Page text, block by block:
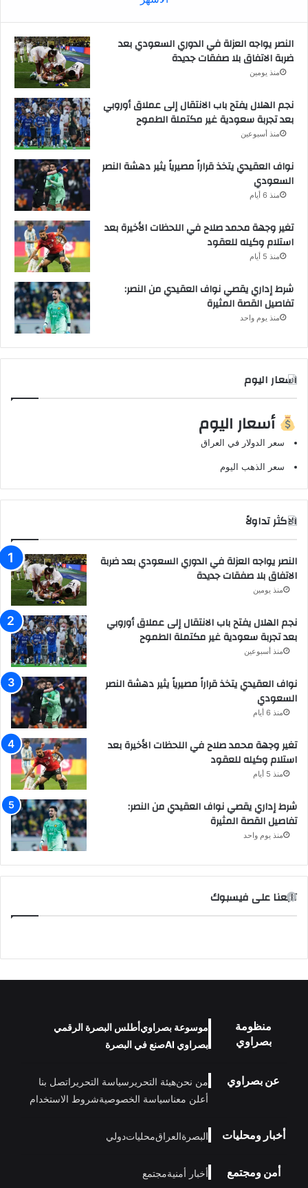
النصر يواجه العزلة في الدوري السعودي بعد
ضربة الاتفاق بلا صفقات جديدة
منذ يومين
نجم الهلال يفتح باب الانتقال إلى عملاق أوروبي
بعد تجربة سعودية غير مكتملة الطموح
منذ أسبوعين
نواف العقيدي يتخذ قراراً مصيرياً يثير دهشة النصر
السعودي
منذ 6 أيام
تغير وجهة محمد صلاح في اللحظات الأخيرة بعد
استلام وكيله للعقود
منذ 5 أيام
شرط إداري يقصي نواف العقيدي من النصر:
تفاصيل القصة المثيرة
منذ يوم واحد
اسعار اليوم
أسعار اليوم
سعر الدولار في العراق
سعر الذهب اليوم
الاكثر تداولاً
النصر يواجه العزلة في الدوري السعودي بعد ضربة
الاتفاق بلا صفقات جديدة
منذ يومين
نجم الهلال يفتح باب الانتقال إلى عملاق أوروبي
بعد تجربة سعودية غير مكتملة الطموح
منذ أسبوعين
نواف العقيدي يتخذ قراراً مصيرياً يثير دهشة النصر
السعودي
منذ 6 أيام
تغير وجهة محمد صلاح في اللحظات الأخيرة بعد
استلام وكيله للعقود
منذ 5 أيام
شرط إداري يقصي نواف العقيدي من النصر:
تفاصيل القصة المثيرة
منذ يوم واحد
تابعنا على فيسبوك
منظومة
بصراوي
موسوعة بصراويأطلس البصرة الرقمي
بصراوي AI
صنع في البصرة
عن بصراوي من نحنهيئة التحرير سياسة التحرير اتصل بنا
أعلن معناسياسة الخصوصيةشروط الاستخدام
أخبار ومحليات البصرةالعراقمحلياتدولي
أمن ومجتمع أخبار أمنيةمجتمع